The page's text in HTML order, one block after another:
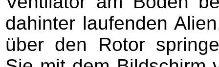
dahinter laufenden
über den Rotor